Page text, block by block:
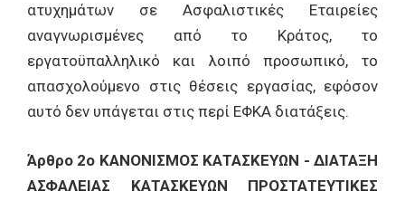
ατυχημάτων σε Ασφαλιστικές Εταιρείες
αναγνωρισμένες από το Κράτος, το
εργατοϋπαλληλικό και λοιπό προσωπικό, το
απασχολούμενο στις θέσεις εργασίας, εφόσον
αυτό δεν υπάγεται στις περί ΕΦΚΑ διατάξεις.
Άρθρο 2ο ΚΑΝΟΝΙΣΜΟΣ ΚΑΤΑΣΚΕΥΩΝ - ΔΙΑΤΑΞΗ
ΑΣΦΑΛΕΙΑΣ ΚΑΤΑΣΚΕΥΩΝ ΠΡΟΣΤΑΤΕΥΤΙΚΕΣ